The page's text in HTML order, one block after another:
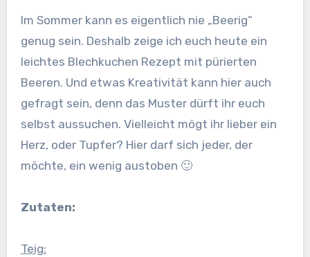
Im Sommer kann es eigentlich nie „Beerig“
genug sein. Deshalb zeige ich euch heute ein
leichtes Blechkuchen Rezept mit pürierten
Beeren. Und etwas Kreativität kann hier auch
gefragt sein, denn das Muster dürft ihr euch
selbst aussuchen. Vielleicht mögt ihr lieber ein
Herz, oder Tupfer? Hier darf sich jeder, der
möchte, ein wenig austoben 🙂
Zutaten:
Teig: